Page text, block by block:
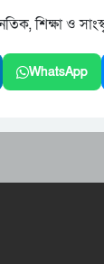
শিক্ষা ও
WhatsApp